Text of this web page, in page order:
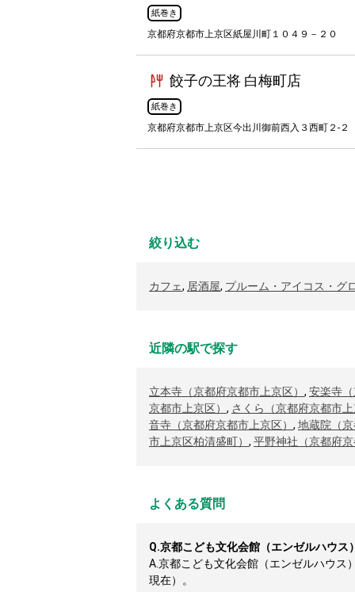
紙巻き
京都府京都市上京区紙屋川町１０４９－２０
餃子の王将 白梅町店
紙巻き
京都府京都市上京区今出川御前西入３西町２-２
絞り込む
カフェ, 居酒屋, プルーム・アイコス・グ
近隣の駅で探す
立本寺（京都府京都市上京区） , 安楽寺（
京都市上京区） , さくら（京都府京都市上
音寺（京都府京都市上京区） , 地蔵院（京
市上京区柏清盛町） , 平野神社（京都府京
よくある質問
Q.京都こども文化会館（エンゼルハウス
A.京都こども文化会館（エンゼルハウス
現在）。